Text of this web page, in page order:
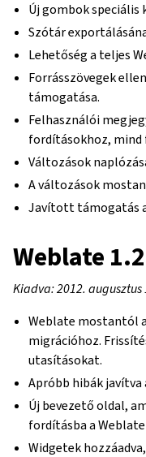
Új gombok speciális
Szótár
Lehetőség a teljes
Forrásszövegek
támogatása.
Felhasználói
fordításokhoz, mind
Változások
A változások
Javított támogatás
Weblate 1.2
Kiadva: 2012. augusztus
Weblate mostantól
migrációhoz.
utasításokat.
Apróbb hibák
Új bevezető oldal,
fordításba a
Widgetek